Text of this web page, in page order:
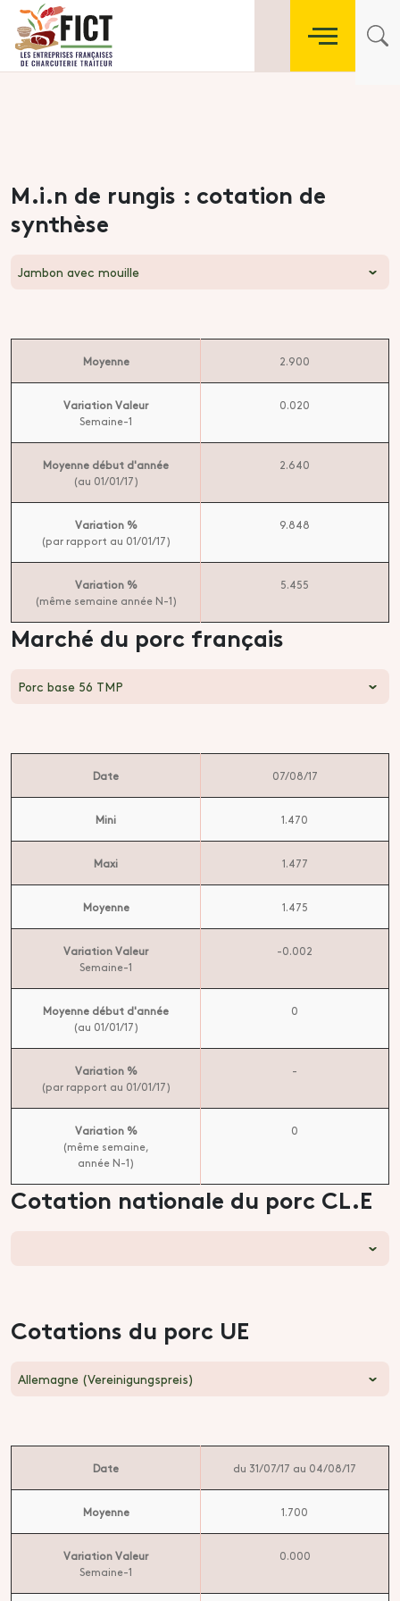
M.i.n de rungis : cotation de
synthèse
Jambon avec mouille
Moyenne 2.900
Variation Valeur
Semaine-1
0.020
Moyenne début d'année
(au 01/01/17)
2.640
Variation %
(par rapport au 01/01/17)
9.848
Variation %
(même semaine année N-1)
5.455
Marché du porc français
Porc base 56 TMP
Date 07/08/17
Mini 1.470
Maxi 1.477
Moyenne 1.475
Variation Valeur
Semaine-1
-0.002
Moyenne début d'année
(au 01/01/17)
0
Variation %
(par rapport au 01/01/17)
-
Variation %
(même semaine,
année N-1)
0
Cotation nationale du porc CL.E
Cotations du porc UE
Allemagne (Vereinigungspreis)
Date du 31/07/17 au 04/08/17
Moyenne 1.700
Variation Valeur
Semaine-1
0.000